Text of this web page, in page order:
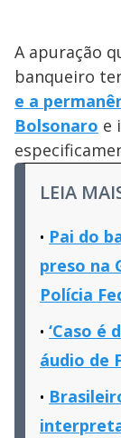
A apuração
banqueiro
e a
Bolsonaro e
LEIA
Pai do
preso na
Polícia
‘Caso é
áudio de